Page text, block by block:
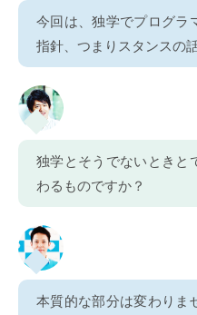
今回は、独学でプログラ
指針、つまりスタンスの
独学とそうでないときと
わるものですか？
本質的な部分は変わりま